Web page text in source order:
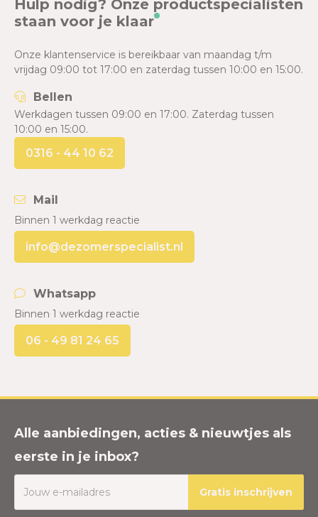
Hulp nodig? Onze productspecialisten
staan voor je klaar
Onze klantenservice is bereikbaar van maandag t/m
vrijdag 09:00 tot 17:00 en zaterdag tussen 10:00 en 15:00.
Bellen
Werkdagen tussen 09:00 en 17:00. Zaterdag tussen
10:00 en 15:00.
0316 - 44 10 62
Mail
Binnen 1 werkdag reactie
info@dezomerspecialist.nl
Whatsapp
Binnen 1 werkdag reactie
06 - 49 81 24 65
Alle aanbiedingen, acties & nieuwtjes als
eerste in je inbox?
Gratis inschrijven